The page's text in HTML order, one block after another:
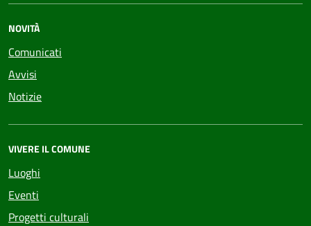
NOVITÀ
Comunicati
Avvisi
Notizie
VIVERE IL COMUNE
Luoghi
Eventi
Progetti culturali